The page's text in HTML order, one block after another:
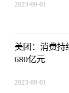
2023-09-01
美团：消费持
680亿元
2023-09-01